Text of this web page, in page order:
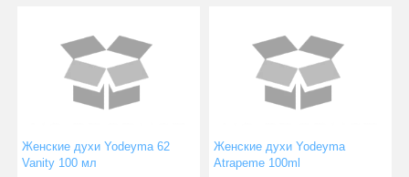
Женские духи Yodeyma 62
Vanity 100 мл
Женские духи Yodeyma
Atrapeme 100ml